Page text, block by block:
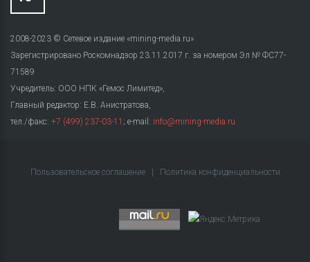
2008-2023 © Сетевое издание «mining-media.ru»
Зарегистрировано Роскомнадзор 23.11.2017 г. за номером Эл № ФС77-
71589
Учредитель: ООО НПК «Гемос Лимитед»,
Главный редактор: Е.В. Анистратова,
тел./факс: +7 (499) 237-03-11 ; e-mail: info@mining-media.ru
Пользовательское соглашение Политика конфиденциальности